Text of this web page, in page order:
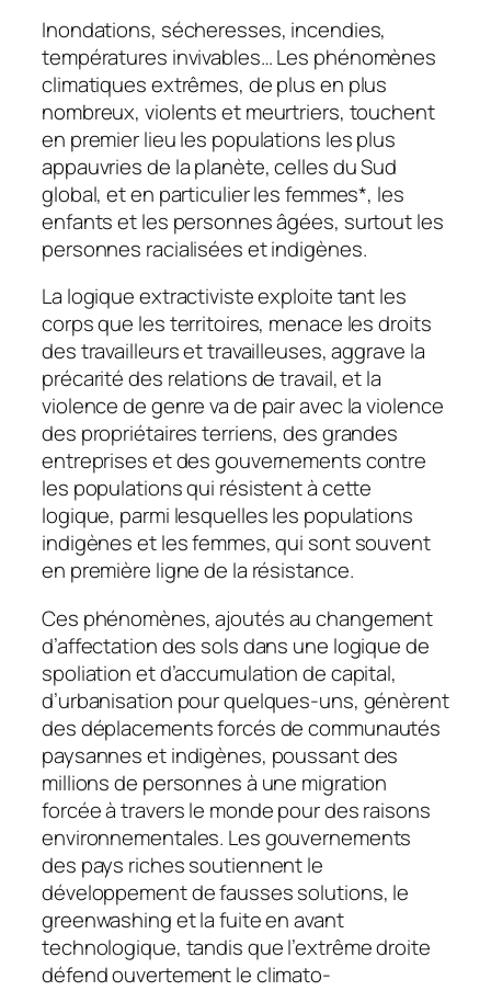
Inondations, sécheresses, incendies,
températures invivables… Les phénomènes
climatiques extrêmes, de plus en plus
nombreux, violents et meurtriers, touchent
en premier lieu les populations les plus
appauvries de la planète, celles du Sud
global, et en particulier les femmes*, les
enfants et les personnes âgées, surtout les
personnes racialisées et indigènes.
La logique extractiviste exploite tant les
corps que les territoires, menace les droits
des travailleurs et travailleuses, aggrave la
précarité des relations de travail, et la
violence de genre va de pair avec la violence
des propriétaires terriens, des grandes
entreprises et des gouvernements contre
les populations qui résistent à cette
logique, parmi lesquelles les populations
indigènes et les femmes, qui sont souvent
en première ligne de la résistance.
Ces phénomènes, ajoutés au changement
d’affectation des sols dans une logique de
spoliation et d’accumulation de capital,
d’urbanisation pour quelques-uns, génèrent
des déplacements forcés de communautés
paysannes et indigènes, poussant des
millions de personnes à une migration
forcée à travers le monde pour des raisons
environnementales. Les gouvernements
des pays riches soutiennent le
développement de fausses solutions, le
greenwashing et la fuite en avant
technologique, tandis que l’extrême droite
défend ouvertement le climato-